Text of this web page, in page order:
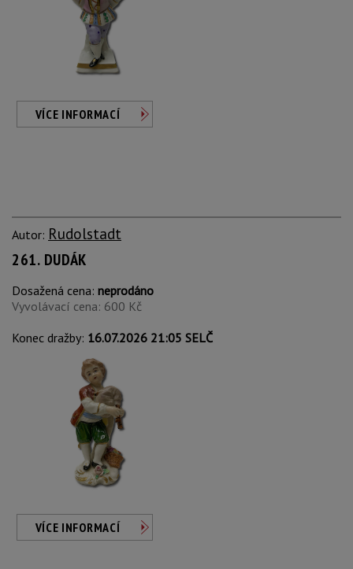
VÍCE INFORMACÍ
Autor: Rudolstadt
261. DUDÁK
Dosažená cena: neprodáno
Vyvolávací cena: 600 Kč
Konec dražby: 16.07.2026 21:05 SELČ
VÍCE INFORMACÍ